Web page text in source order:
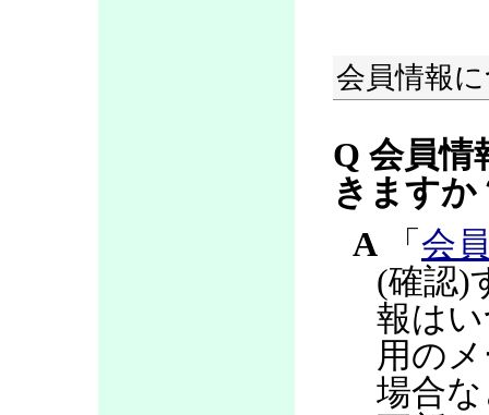
会員情報
Q 会員情
きますか
A 「 会
(確認)
報は
用の
場合